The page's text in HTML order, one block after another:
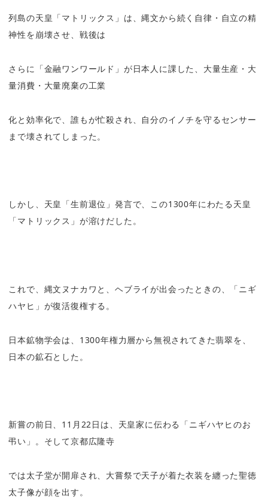
列島の天皇「マトリックス」は、縄文から続く自律・自立の精
神性を崩壊させ、戦後は
さらに「金融ワンワールド」が日本人に課した、大量生産・大
量消費・大量廃棄の工業
化と効率化で、誰もが忙殺され、自分のイノチを守るセンサー
まで壊されてしまった。
しかし、天皇「生前退位」発言で、この1300年にわたる天皇
「マトリックス」が溶けだした。
これで、縄文ヌナカワと、ヘブライが出会ったときの、「ニギ
ハヤヒ」が復活復権する。
日本鉱物学会は、 1300年権力層から無視されてきた翡翠を、
日本の鉱石とした。
新嘗の前日、 11 月 22日は、天皇家に伝わる「ニギハヤヒのお
弔い」。そして京都広隆寺
では太子堂が開扉され、大嘗祭で天子が着た衣装を纏った聖徳
太子像が顔を出す。